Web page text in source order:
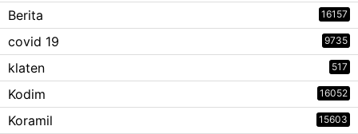
Berita 16157
covid 19 9735
klaten 517
Kodim 16052
Koramil 15603